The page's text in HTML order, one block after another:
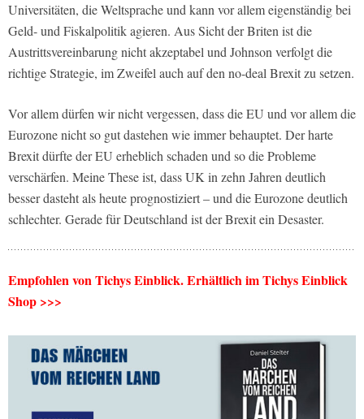
Universitäten, die Weltsprache und kann vor allem eigenständig bei
Geld- und Fiskalpolitik agieren. Aus Sicht der Briten ist die
Austrittsvereinbarung nicht akzeptabel und Johnson verfolgt die
richtige Strategie, im Zweifel auch auf den no-deal Brexit zu setzen.
Vor allem dürfen wir nicht vergessen, dass die EU und vor allem die
Eurozone nicht so gut dastehen wie immer behauptet. Der harte
Brexit dürfte der EU erheblich schaden und so die Probleme
verschärfen. Meine These ist, dass UK in zehn Jahren deutlich
besser dasteht als heute prognostiziert – und die Eurozone deutlich
schlechter. Gerade für Deutschland ist der Brexit ein Desaster.
Empfohlen von Tichys Einblick. Erhältlich im Tichys Einblick
Shop >>>